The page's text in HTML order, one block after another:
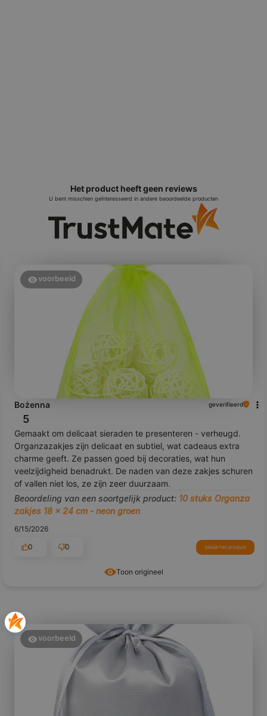
Het product heeft geen reviews
U bent misschien geïnteresseerd in andere beoordeelde producten
Toon origineel
voorbeeld
Bożenna geverifieerd
5
Gemaakt om delicaat sieraden te presenteren - verheugd.
Organzazakjes zijn delicaat en subtiel, wat cadeaus extra
charme geeft. Ze passen goed bij decoraties, wat hun
veelzijdigheid benadrukt. De naden van deze zakjes schuren
of vallen niet los, ze zijn zeer duurzaam.
Beoordeling van een soortgelijk product: 10 stuks Organza
zakjes 18 x 24 cm - neon groen
6/15/2026
0
0 bekijk het product
voorbeeld